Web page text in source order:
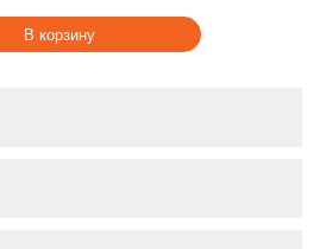
В корзину